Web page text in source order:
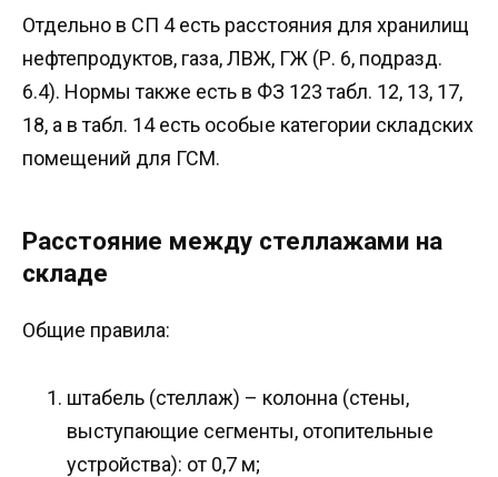
Отдельно в СП 4 есть расстояния для хранилищ
нефтепродуктов, газа, ЛВЖ, ГЖ (Р. 6, подразд.
6.4). Нормы также есть в ФЗ 123 табл. 12, 13, 17,
18, а в табл. 14 есть особые категории складских
помещений для ГСМ.
Расстояние между стеллажами на
складе
Общие правила:
штабель (стеллаж) – колонна (стены,
выступающие сегменты, отопительные
устройства): от 0,7 м;